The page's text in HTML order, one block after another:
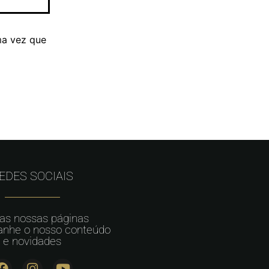
vez que
SOCIAIS
nossas páginas
o nosso conteúdo
e novidades